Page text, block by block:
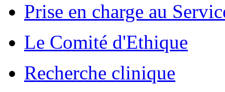
Prise en charge au
Le Comité d'Ethique
Recherche clinique